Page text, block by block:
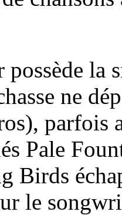
la
ne
parfois
Pale
Birds
le